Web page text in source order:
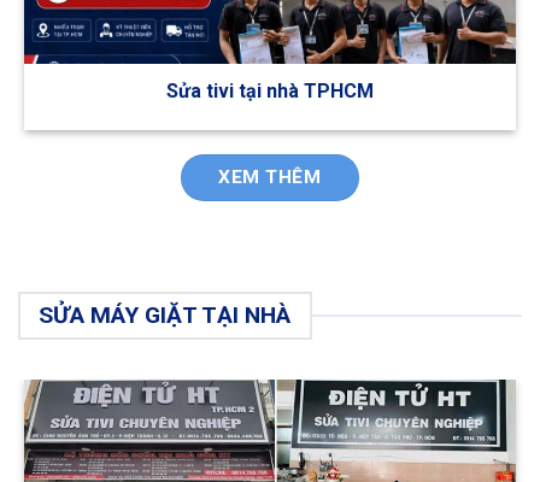
Sửa tivi tại nhà TPHCM
XEM THÊM
SỬA MÁY GIẶT TẠI NHÀ